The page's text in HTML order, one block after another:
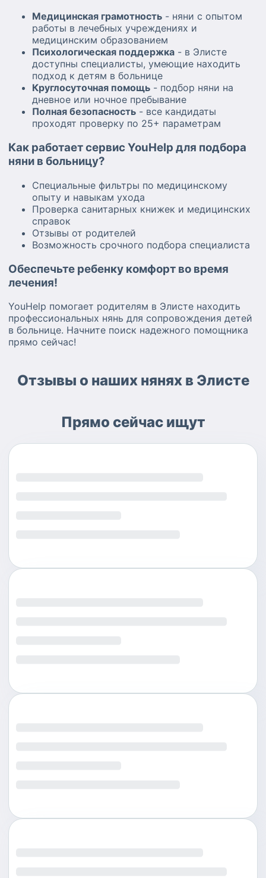
Медицинская грамотность - няни с опытом
работы в лечебных учреждениях и
медицинским образованием
Психологическая поддержка - в Элисте
доступны специалисты, умеющие находить
подход к детям в больнице
Круглосуточная помощь - подбор няни на
дневное или ночное пребывание
Полная безопасность - все кандидаты
проходят проверку по 25+ параметрам
Как работает сервис YouHelp для подбора
няни в больницу?
Специальные фильтры по медицинскому
опыту и навыкам ухода
Проверка санитарных книжек и медицинских
справок
Отзывы от родителей
Возможность срочного подбора специалиста
Обеспечьте ребенку комфорт во время
лечения!
YouHelp помогает родителям в Элисте находить
профессиональных нянь для сопровождения детей
в больнице. Начните поиск надежного помощника
прямо сейчас!
Отзывы о наших нянях в Элисте
Прямо сейчас ищут